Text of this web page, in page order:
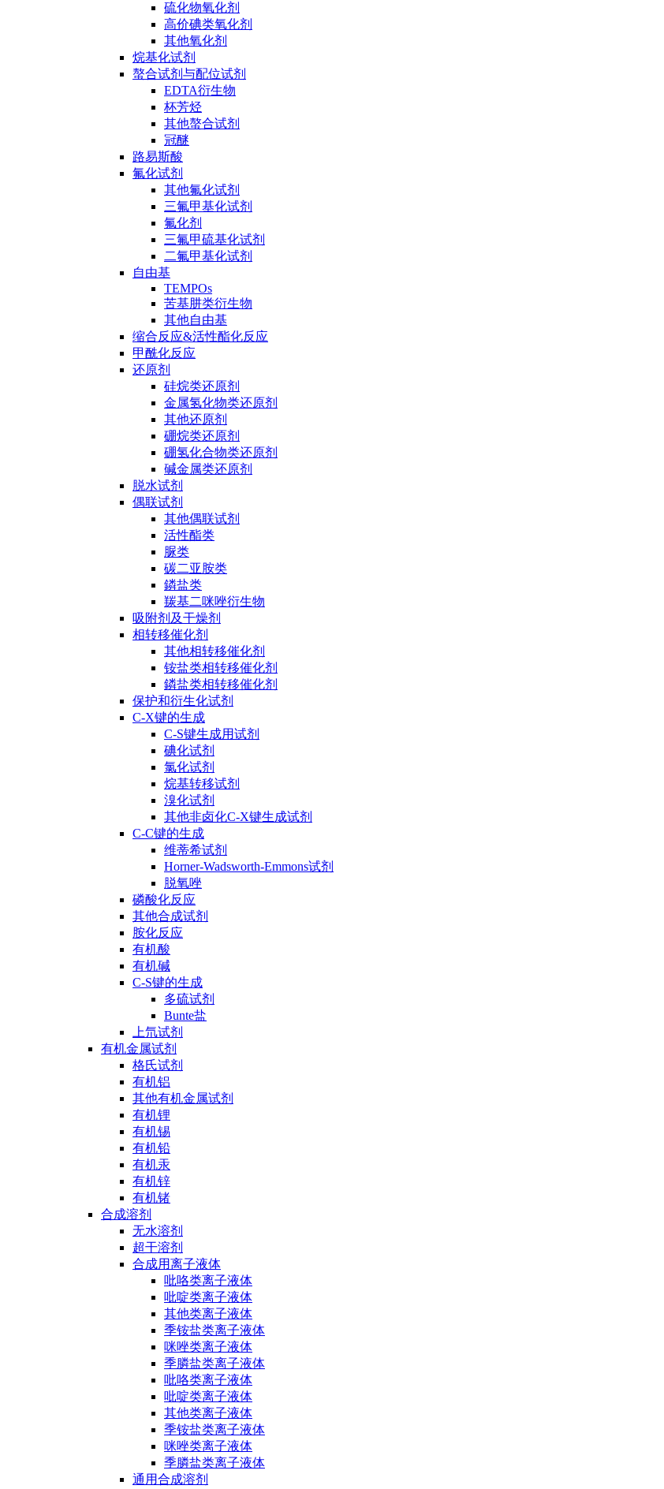
硫化物氧化剂
高价碘类氧化剂
其他氧化剂
烷基化试剂
螯合试剂与配位试剂
EDTA衍生物
杯芳烃
其他螯合试剂
冠醚
路易斯酸
氟化试剂
其他氟化试剂
三氟甲基化试剂
氟化剂
三氟甲硫基化试剂
二氟甲基化试剂
自由基
TEMPOs
苦基肼类衍生物
其他自由基
缩合反应&活性酯化反应
甲酰化反应
还原剂
硅烷类还原剂
金属氢化物类还原剂
其他还原剂
硼烷类还原剂
硼氢化合物类还原剂
碱金属类还原剂
脱水试剂
偶联试剂
其他偶联试剂
活性酯类
脲类
碳二亚胺类
鏻盐类
羰基二咪唑衍生物
吸附剂及干燥剂
相转移催化剂
其他相转移催化剂
铵盐类相转移催化剂
鏻盐类相转移催化剂
保护和衍生化试剂
C-X键的生成
C-S键生成用试剂
碘化试剂
氯化试剂
烷基转移试剂
溴化试剂
其他非卤化C-X键生成试剂
C-C键的生成
维蒂希试剂
Horner-Wadsworth-Emmons试剂
脱氧唑
磷酸化反应
其他合成试剂
胺化反应
有机酸
有机碱
C-S键的生成
多硫试剂
Bunte盐
上氘试剂
有机金属试剂
格氏试剂
有机铝
其他有机金属试剂
有机锂
有机锡
有机铅
有机汞
有机锌
有机锗
合成溶剂
无水溶剂
超干溶剂
合成用离子液体
吡咯类离子液体
吡啶类离子液体
其他类离子液体
季铵盐类离子液体
咪唑类离子液体
季膦盐类离子液体
吡咯类离子液体
吡啶类离子液体
其他类离子液体
季铵盐类离子液体
咪唑类离子液体
季膦盐类离子液体
通用合成溶剂